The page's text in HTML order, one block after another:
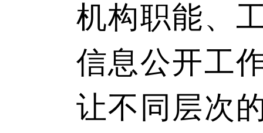
机构职能、
信息公开工
让不同层次